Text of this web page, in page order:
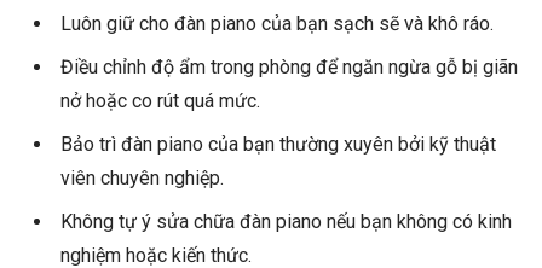
Luôn giữ cho đàn piano của bạn sạch sẽ và khô ráo.
Điều chỉnh độ ẩm trong phòng để ngăn ngừa gỗ bị giãn
nở hoặc co rút quá mức.
Bảo trì đàn piano của bạn thường xuyên bởi kỹ thuật
viên chuyên nghiệp.
Không tự ý sửa chữa đàn piano nếu bạn không có kinh
nghiệm hoặc kiến thức.